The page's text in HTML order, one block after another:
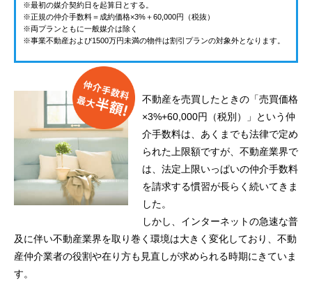
※最初の媒介契約日を起算日とする。
※正規の仲介手数料＝成約価格×3%＋60,000円（税抜）
※両プランともに一般媒介は除く
※事業不動産および1500万円未満の物件は割引プランの対象外となります。
不動産を売買したときの「売買価格
×3%+60,000円（税別）」という仲
介手数料は、あくまでも法律で定め
られた上限額ですが、不動産業界で
は、法定上限いっぱいの仲介手数料
を請求する慣習が長らく続いてきま
した。
しかし、インターネットの急速な普
及に伴い不動産業界を取り巻く環境は大きく変化しており、不動
産仲介業者の役割や在り方も見直しが求められる時期にきていま
す。